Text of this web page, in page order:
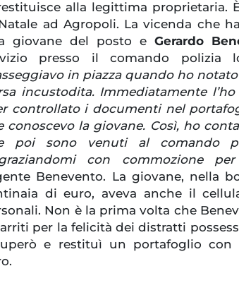
alla legittima proprietaria.
ad Agropoli. La vicenda che
giovane del posto e Gerardo
presso il comando polizia
in piazza quando ho
incustodita. Immediatamente
controllato i documenti nel
conoscevo la giovane. Così, ho
poi sono venuti al comando
con commozione
Benevento. La giovane, nella
di euro, aveva anche il
Non è la prima volta che
per la felicità dei distratti
e restituì un portafoglio con